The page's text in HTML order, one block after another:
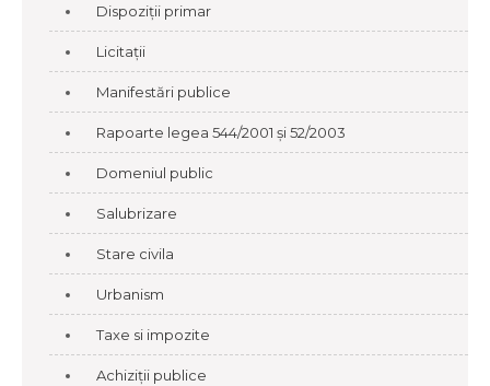
Dispoziții primar
Licitații
Manifestări publice
Rapoarte legea 544/2001 și 52/2003
Domeniul public
Salubrizare
Stare civila
Urbanism
Taxe si impozite
Achiziții publice